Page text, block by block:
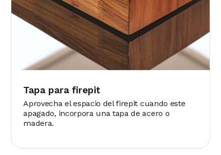
Tapa para firepit
Aprovecha el espacio del firepit cuando este
apagado, incorpora una tapa de acero o
madera.